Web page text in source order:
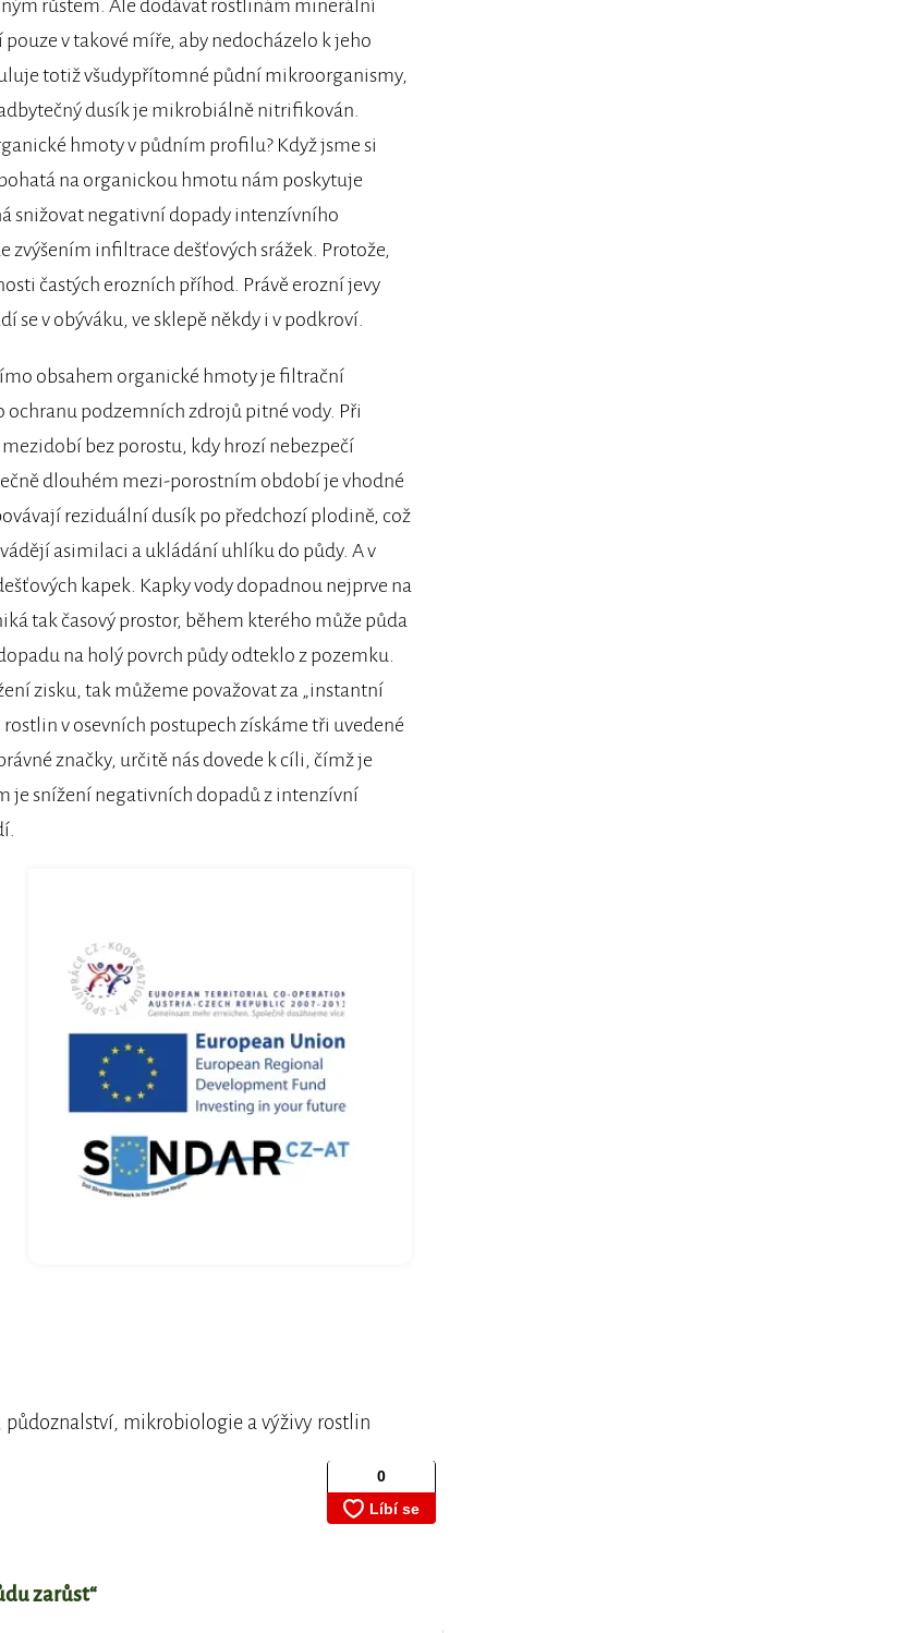
růstem. Ale dodávat rostlinám minerální
v takové míře, aby nedocházelo k jeho
totiž všudypřítomné půdní mikroorganismy,
dusík je mikrobiálně nitrifikován.
hmoty v půdním profilu? Když jsme si
na organickou hmotu nám poskytuje
snižovat negativní dopady intenzívního
infiltrace dešťových srážek. Protože,
častých erozních příhod. Právě erozní jevy
se v obýváku, ve sklepě někdy i v podkroví.
obsahem organické hmoty je filtrační
podzemních zdrojů pitné vody. Při
bez porostu, kdy hrozí nebezpečí
dlouhém mezi-porostním období je vhodné
reziduální dusík po předchozí plodině, což
asimilaci a ukládání uhlíku do půdy. A v
kapek. Kapky vody dopadnou nejprve na
tak časový prostor, během kterého může půda
na holý povrch půdy odteklo z pozemku.
zisku, tak můžeme považovat za „instantní
v osevních postupech získáme tři uvedené
značky, určitě nás dovede k cíli, čímž je
je snížení negativních dopadů z intenzívní
půdoznalství, mikrobiologie a výživy rostlin
zarůst“